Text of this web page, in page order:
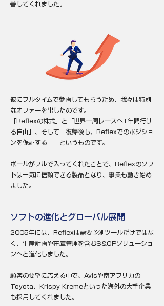
善してくれました。
彼にフルタイムで参画してもらうため、我々は特別
なオファーを出したのです。
「Reflexの株式」と「世界一周レースへ1年間行け
る自由」、そして「復帰後も、Reflexでのポジショ
ンを保証する」 というものです。
ポールがフルで入ってくれたことで、Reflexのソフ
トは一気に信頼できる製品となり、事業も動き始め
ました。
ソフトの進化とグローバル展開
2005年には、Reflexは需要予測ツールだけではな
く、生産計画や在庫管理を含むS&OPソリューショ
ンへと進化しました。
顧客の要望に応える中で、Avisや南アフリカの
Toyota、Krispy Kremeといった海外の大手企業
も採用してくれました。